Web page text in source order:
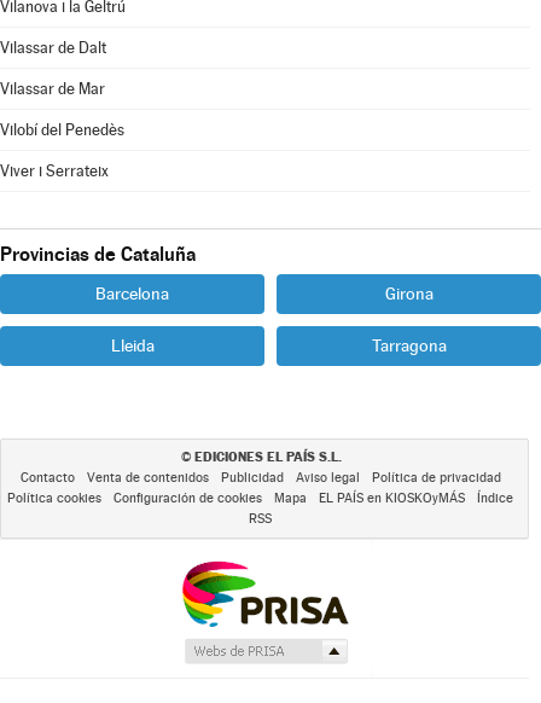
Vilanova i la Geltrú
Vilassar de Dalt
Vilassar de Mar
Vilobí del Penedès
Viver i Serrateix
Provincias de Cataluña
Barcelona Girona
Lleida Tarragona
© EDICIONES EL PAÍS S.L.
Contacto Venta de contenidos Publicidad Aviso legal
Política de privacidad
Política cookies
Configuración de cookies Mapa EL PAÍS en KIOSKOyMÁS
Índice
RSS